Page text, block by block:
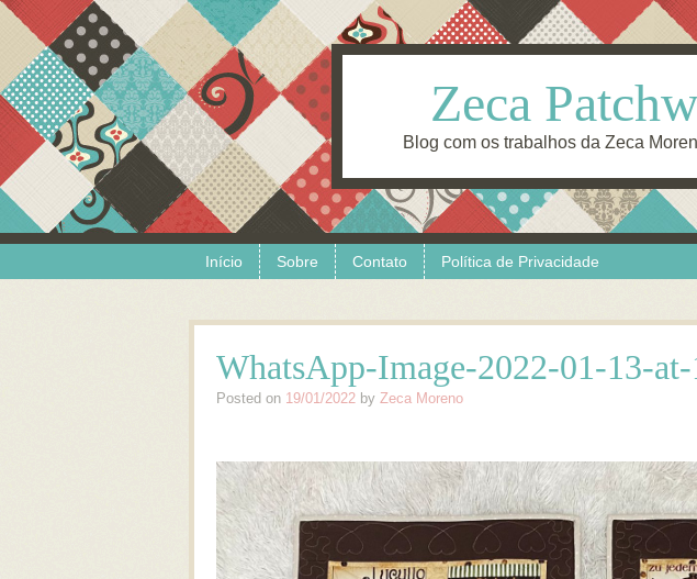
Zeca
Blog com os trabalhos da Zeca
Menu Início Sobre Contato Política de Privacidade
WhatsApp-Image-2022-01-13-
Posted on 19/01/2022 by Zeca Moreno